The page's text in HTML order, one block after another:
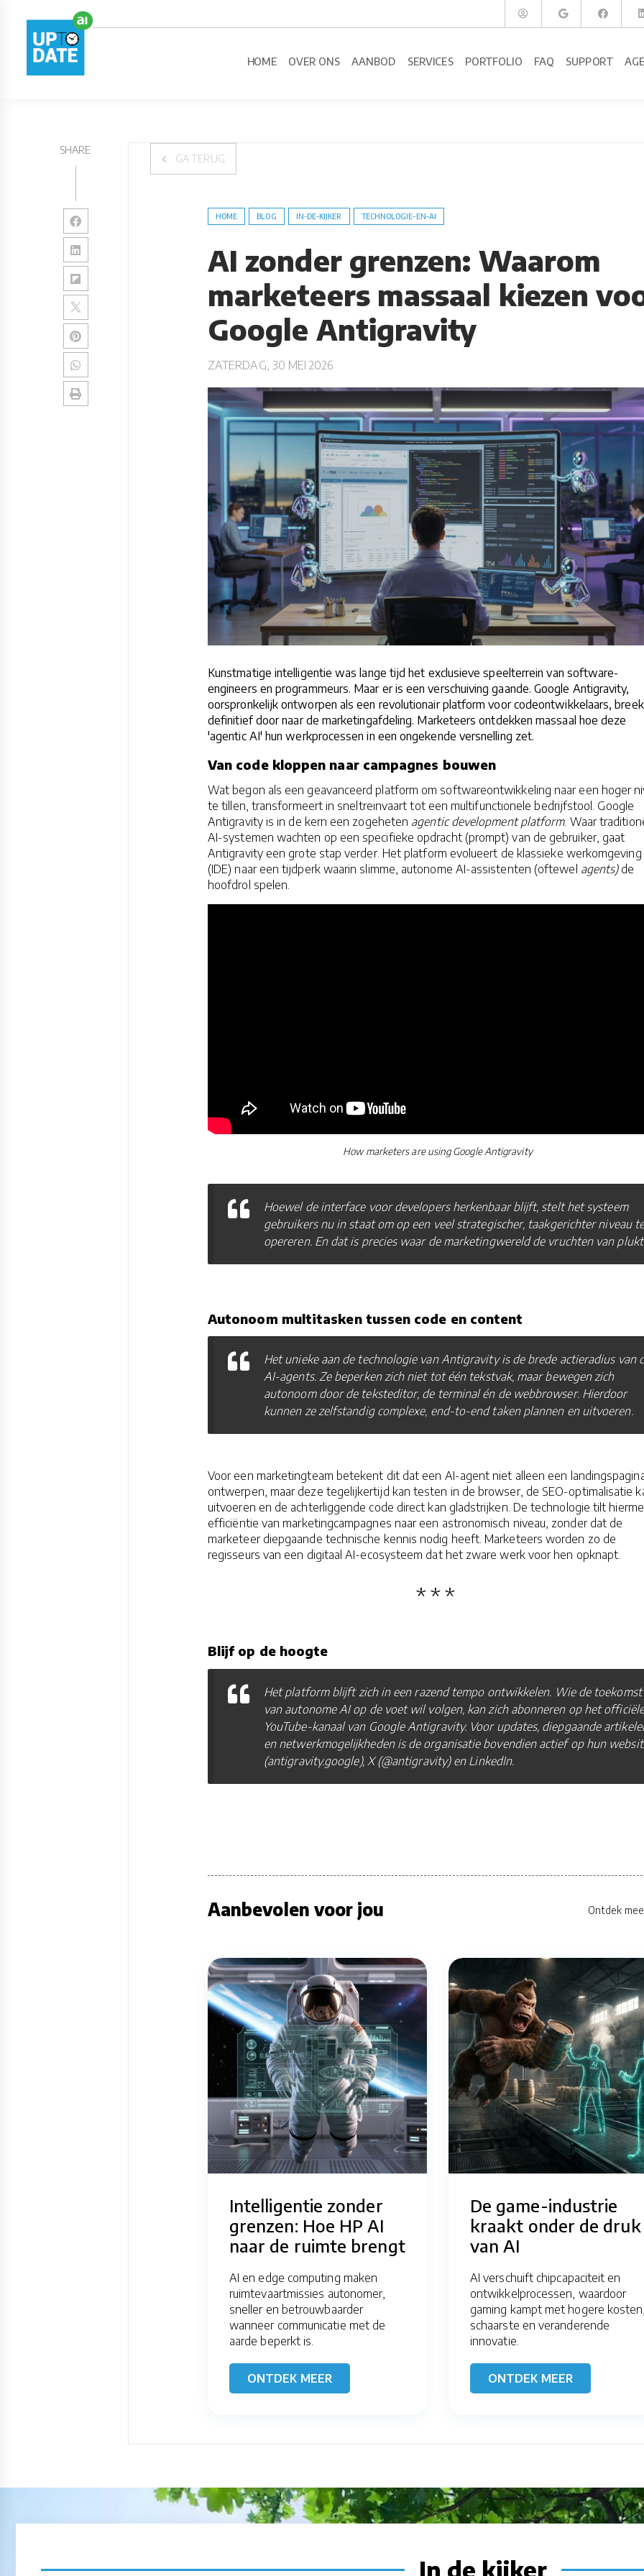
HOME OVER ONS AANBOD SERVICES PORTFOLIO FAQ SUPPORT
SHARE
GA TERUG
HOME BLOG IN-DE-KIJKER TECHNOLOGIE-EN-AI
AI zonder grenzen: Waarom
marketeers massaal kiezen
Google Antigravity
ZATERDAG, 30 MEI 2026
Kunstmatige intelligentie was lange tijd het exclusieve speelterrein van software-
engineers en programmeurs. Maar er is een verschuiving gaande. Google Antigravity,
oorspronkelijk ontworpen als een revolutionair platform voor codeontwikkelaars,
definitief door naar de marketingafdeling. Marketeers ontdekken massaal hoe deze
'agentic AI' hun werkprocessen in een ongekende versnelling zet.
Van code kloppen naar campagnes bouwen
Wat begon als een geavanceerd platform om softwareontwikkeling naar een hoger
te tillen, transformeert in sneltreinvaart tot een multifunctionele bedrijfstool. Google
Antigravity is in de kern een zogeheten agentic development platform. Waar
AI-systemen wachten op een specifieke opdracht (prompt) van de gebruiker, gaat
Antigravity een grote stap verder. Het platform evolueert de klassieke werkomgeving
(IDE) naar een tijdperk waarin slimme, autonome AI-assistenten (oftewel agents)de
hoofdrol spelen.
How marketers are using Google Antigravity
Hoewel de interface voor developers herkenbaar blijft, stelt het systeem
gebruikers nu in staat om op een veel strategischer, taakgerichter niveau
opereren. En dat is precies waar de marketingwereld de vruchten van
Autonoom multitasken tussen code en content
Het unieke aan de technologie van Antigravity is de brede actieradius van
AI-agents. Ze beperken zich niet tot één tekstvak, maar bewegen zich
autonoom door de teksteditor, de terminal én de webbrowser. Hierdoor
kunnen ze zelfstandig complexe, end-to-end taken plannen en uitvoeren.
Voor een marketingteam betekent dit dat een AI-agent niet alleen een
ontwerpen, maar deze tegelijkertijd kan testen in de browser, de SEO-optimalisatie
uitvoeren en de achterliggende code direct kan gladstrijken. De technologie tilt
efficiëntie van marketingcampagnes naar een astronomisch niveau, zonder dat de
marketeer diepgaande technische kennis nodig heeft. Marketeers worden zo de
regisseurs van een digitaal AI-ecosysteem dat het zware werk voor hen opknapt.
Blijf op de hoogte
Het platform blijft zich in een razend tempo ontwikkelen. Wie de toekomst
van autonome AI op de voet wil volgen, kan zich abonneren op het officiële
YouTube-kanaal van Google Antigravity. Voor updates, diepgaande
en netwerkmogelijkheden is de organisatie bovendien actief op hun
(antigravity.google), X (@antigravity) en LinkedIn.
Aanbevolen voor jou Ontdek
Intelligentie zonder
grenzen: Hoe HP AI
naar de ruimte brengt
AI en edge computing maken
ruimtevaartmissies autonomer,
sneller en betrouwbaarder
wanneer communicatie met de
aarde beperkt is.
ONTDEK MEER
De game-industrie
kraakt onder de druk
van AI
AI verschuift chipcapaciteit en
ontwikkelprocessen, waardoor
gaming kampt met hogere
schaarste en veranderende
innovatie.
ONTDEK MEER
In de kijker